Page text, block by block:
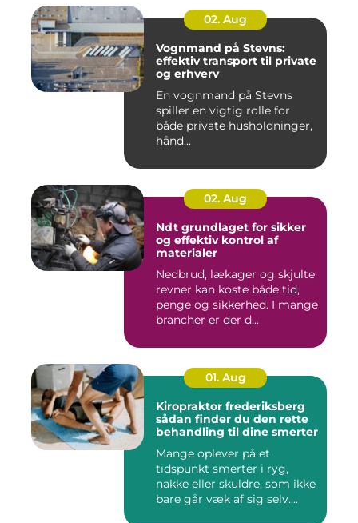
02. Aug
Vognmand på Stevns:
effektiv transport til private
og erhverv
En vognmand på Stevns
spiller en vigtig rolle for
både private husholdninger,
hånd...
02. Aug
Ndt grundlaget for sikker
og effektiv kontrol af
materialer
Nedbrud, lækager og skjulte
revner kan koste både tid,
penge og sikkerhed. I mange
brancher er der d...
01. Aug
Kiropraktor frederiksberg
sådan finder du den rette
behandling til dine smerter
Mange oplever på et
tidspunkt smerter i ryg,
nakke eller skuldre, som ikke
bare går væk af sig selv....